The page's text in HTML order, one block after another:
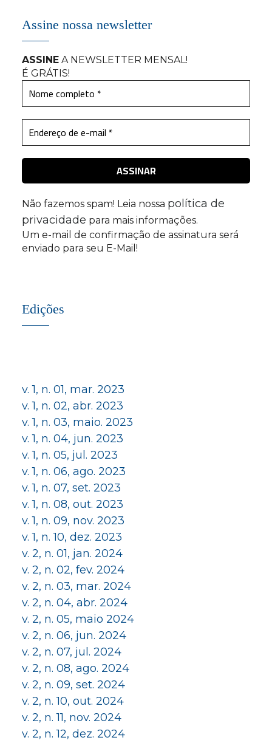
Assine nossa newsletter
ASSINE A NEWSLETTER MENSAL!
É GRÁTIS!
Não fazemos spam! Leia nossa política de
privacidade para mais informações.
Um e-mail de confirmação de assinatura será
enviado para seu E-Mail!
Edições
v. 1, n. 01, mar. 2023
v. 1, n. 02, abr. 2023
v. 1, n. 03, maio. 2023
v. 1, n. 04, jun. 2023
v. 1, n. 05, jul. 2023
v. 1, n. 06, ago. 2023
v. 1, n. 07, set. 2023
v. 1, n. 08, out. 2023
v. 1, n. 09, nov. 2023
v. 1, n. 10, dez. 2023
v. 2, n. 01, jan. 2024
v. 2, n. 02, fev. 2024
v. 2, n. 03, mar. 2024
v. 2, n. 04, abr. 2024
v. 2, n. 05, maio 2024
v. 2, n. 06, jun. 2024
v. 2, n. 07, jul. 2024
v. 2, n. 08, ago. 2024
v. 2, n. 09, set. 2024
v. 2, n. 10, out. 2024
v. 2, n. 11, nov. 2024
v. 2, n. 12, dez. 2024